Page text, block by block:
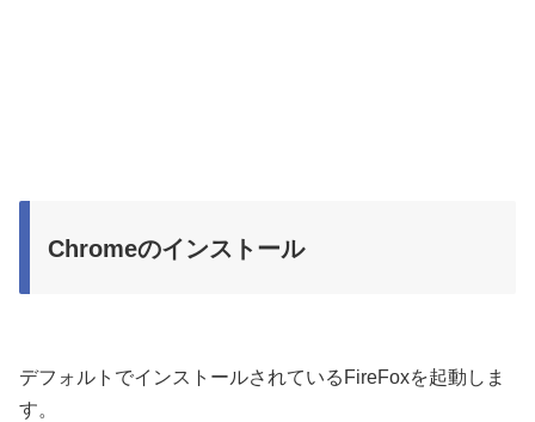
Chromeのインストール
デフォルトでインストールされているFireFoxを起動しま
す。